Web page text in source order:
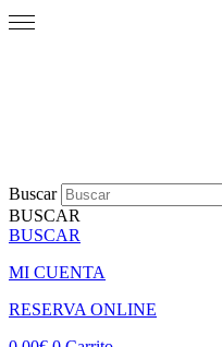
Buscar
BUSCAR
BUSCAR
MI CUENTA
RESERVA ONLINE